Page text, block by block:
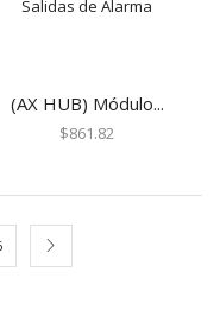
(AX HUB) Módulo...
$861.82